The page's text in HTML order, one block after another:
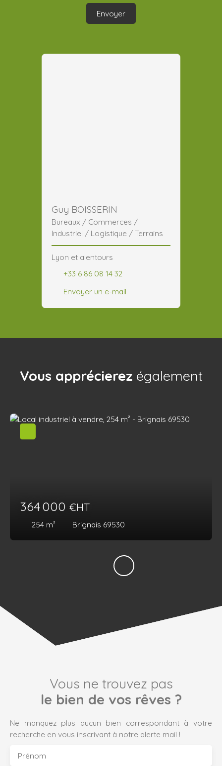
Envoyer
Guy BOISSERIN
Bureaux / Commerces /
Industriel / Logistique / Terrains
Lyon et alentours
+33 6 86 08 14 32
Envoyer un e-mail
Vous apprécierez également
364 000 €HT
254 m² Brignais 69530
Vous ne trouvez pas
le bien de vos rêves ?
Ne manquez plus aucun bien correspondant à votre
recherche en vous inscrivant à notre alerte mail !
Prénom